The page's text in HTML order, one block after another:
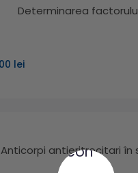
Determinarea
lei
Anticorpi antieritrocitari în